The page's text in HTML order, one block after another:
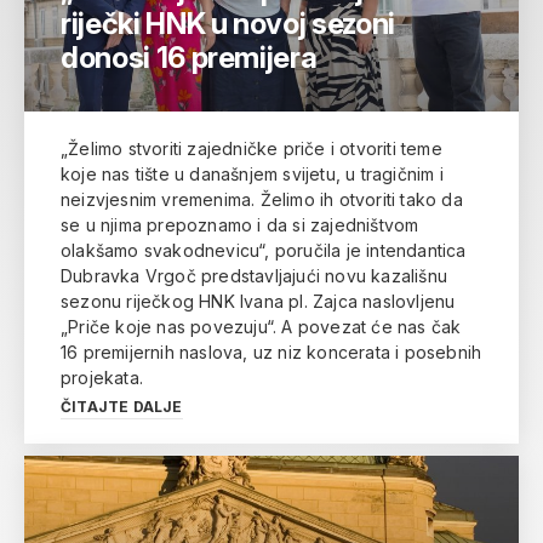
riječki HNK u novoj sezoni
donosi 16 premijera
„Želimo stvoriti zajedničke priče i otvoriti teme
koje nas tište u današnjem svijetu, u tragičnim i
neizvjesnim vremenima. Želimo ih otvoriti tako da
se u njima prepoznamo i da si zajedništvom
olakšamo svakodnevicu“, poručila je intendantica
Dubravka Vrgoč predstavljajući novu kazališnu
sezonu riječkog HNK Ivana pl. Zajca naslovljenu
„Priče koje nas povezuju“. A povezat će nas čak
16 premijernih naslova, uz niz koncerata i posebnih
projekata.
ČITAJTE DALJE